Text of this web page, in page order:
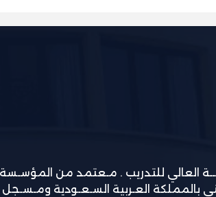
العالي للتدريب . مـعتمد من المؤسـسة
بالمملكة العـربية السـعـودية ومـسـجل